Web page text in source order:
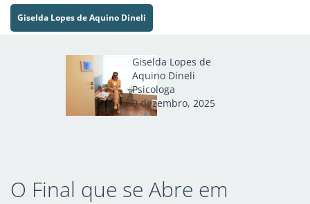
Giselda Lopes de Aquino Dineli
Giselda Lopes de
Aquino Dineli
Psicologa
9 dezembro, 2025
O Final que se Abre em